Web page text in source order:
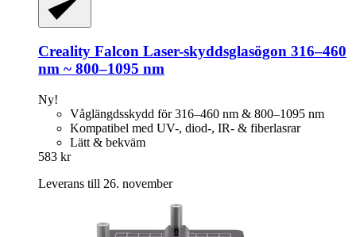
Creality Falcon Laser-​skyddsglasögon 316–460
nm ~ 800–1095 nm
Ny!
Våglängdsskydd för 316–460 nm & 800–1095 nm
Kompatibel med UV-, diod-, IR- & fiberlasrar
Lätt & bekväm
583 kr
Leverans till 26. november